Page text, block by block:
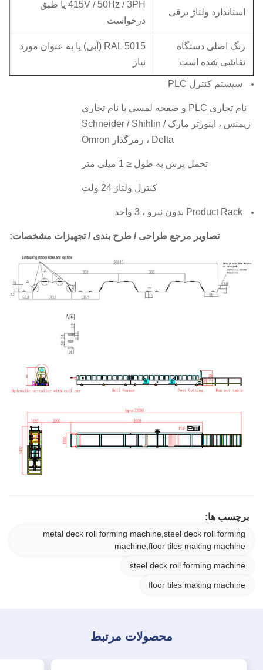
استاندارد ولتاژ برقی
415V / 50Hz / 3PH یا طبق
درخواست
رنگ اصلی دستگاه
نقاشی شده است
RAL 5015 (آبی) یا به عنوان مورد
نیاز
سیستم کنترل PLC
نام تجاری PLC و صفحه لمسی با نام تجاری
زیمنس ، اینورتر مارک Schneider / Shihlin /
Delta ، رمزگذار Omron
تحمل برش به طول ≤ 1 میلی متر
کنترل ولتاژ 24 ولت
Product Rack بدون نیرو ، 3 واحد
تصاویر مرجع طراحی / طرح بندی / تجهیزات مشخصات:
برچسب ها:
metal deck roll forming machine,steel deck roll forming
machine,floor tiles making machine
steel deck roll forming machine
floor tiles making machine
محصولات مرتبط